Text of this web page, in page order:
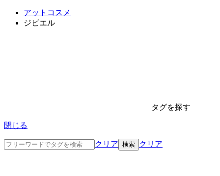
アットコスメ
ジピエル
タグを探す
閉じる
クリア クリア